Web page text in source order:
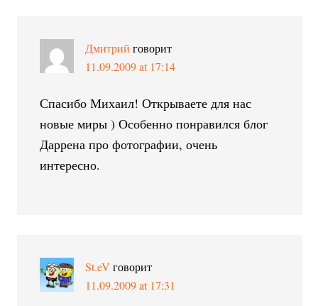
Дмитрий говорит
11.09.2009 at 17:14
Спасибо Михаил! Открываете для нас
новые миры ) Особенно понравился блог
Даррена про фотографии, очень
интересно.
St.eV говорит
11.09.2009 at 17:31